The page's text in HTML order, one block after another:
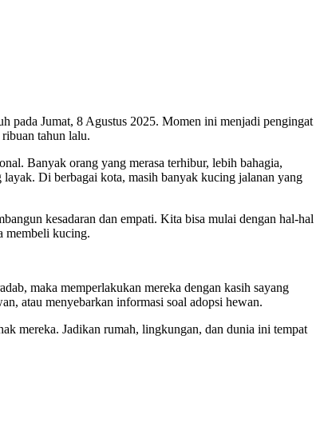
pada Jumat, 8 Agustus 2025. Momen ini menjadi pengingat
tahun lalu.
Banyak orang yang merasa terhibur, lebih bahagia,
layak. Di berbagai kota, masih banyak kucing jalanan yang
kesadaran dan empati. Kita bisa mulai dengan hal-hal
membeli kucing.
maka memperlakukan mereka dengan kasih sayang
atau menyebarkan informasi soal adopsi hewan.
mereka. Jadikan rumah, lingkungan, dan dunia ini tempat